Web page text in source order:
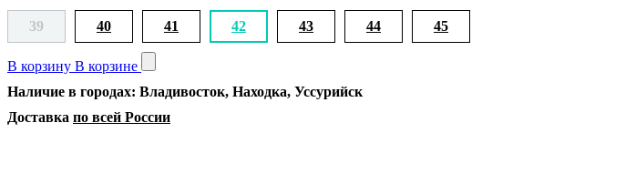
39 40 41 42 43 44 45
В корзину В корзине
Наличие в городах: Владивосток, Находка, Уссурийск
Доставка по всей России